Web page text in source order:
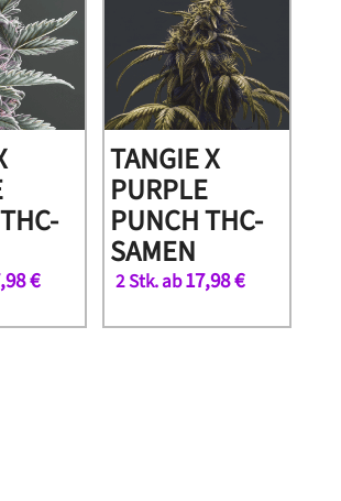
€
TANGIE X
PURPLE
PUNCH THC-
SAMEN
2 Stk. ab17,98€